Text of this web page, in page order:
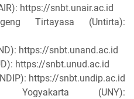
https://snbt.unair.ac.id
Tirtayasa (Untirta):
https://snbt.unand.ac.id
https://snbt.unud.ac.id
https://snbt.undip.ac.id
Yogyakarta (UNY):